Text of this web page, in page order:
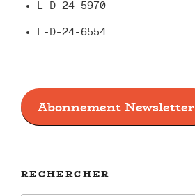
L-D-24-5970
L-D-24-6554
Abonnement Newsletter
RECHERCHER